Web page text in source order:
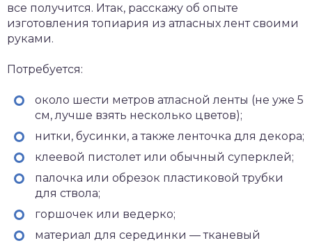
все получится. Итак, расскажу об опыте
изготовления топиария из атласных лент своими
руками.
Потребуется:
около шести метров атласной ленты (не уже 5
см, лучше взять несколько цветов);
нитки, бусинки, а также ленточка для декора;
клеевой пистолет или обычный суперклей;
палочка или обрезок пластиковой трубки
для ствола;
горшочек или ведерко;
материал для серединки — тканевый